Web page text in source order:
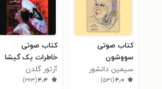
کتاب صوتی
سووشون
سیمین دانشور
۴٫۰(۵۳۱)
کتاب صوتی
خاطرات یک گیشا
آرتور گلدن
۴٫۴(۲۶۳)